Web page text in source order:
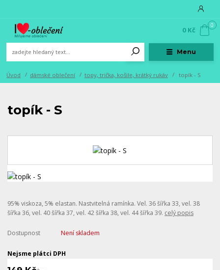
Menu
0
0 Kč
Úvod dámské oblečení topy, trička, košile, krátký rukáv topík - S
topík - S
95% viskoza, 5% elastan. Nastvitelná ramínka. Vel. 36 šířka 33, vel. 38
šířka 36, vel. 40 šířka 37, vel. 42 šířka 38, vel. 44 šířka 39. celý popis
Dostupnost Není skladem
Nejsme plátci DPH